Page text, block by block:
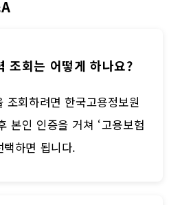
조회는 어떻게 하나요?
회하려면 한국고용정보원
본인 인증을 거쳐 ‘고용보험
택하면 됩니다.